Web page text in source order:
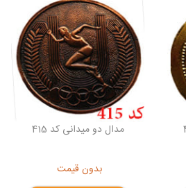
مدال دو میدانی کد 415
بدون قیمت